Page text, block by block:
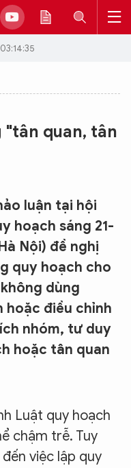
quan, tân
luận tại hội
hoạch sáng 21-
Nội) đề nghị
quy hoạch cho
dùng
hoặc điều chỉnh
nhóm, tư duy
hoặc tân quan
Luật quy hoạch
chậm trễ. Tuy
việc lập quy